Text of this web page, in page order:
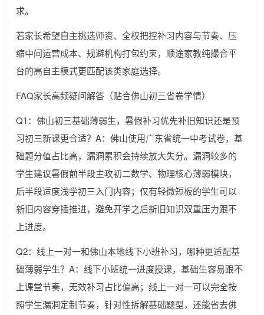
求。
若家长希望自主挑选师资、全权把控补习内容与节奏、压
缩中间运营成本、规避机构打包约束，顺途家教纯撮合平
台的高自主模式更匹配该类家庭选择。
FAQ家长高频疑问解答（贴合佛山初三省卷学情）
Q1：佛山初三基础薄弱生，暑假补习优先补旧知识还是预
习初三新课更合适？A：佛山使用广东省统一中考试卷，基
础题分值占比高，漏洞累积会持续放大失分。漏洞较多的
学生建议暑假前半段主攻初二数学、物理核心薄弱模块，
后半段适度浅学初三入门内容；仅有轻微短板的学生可以
新旧内容穿插推进，避免开学之后新旧知识双重压力跟不
上进度。
Q2：线上一对一和佛山本地线下小班补习，哪种更适配基
础薄弱学生？A：线下小班统一进度授课，基础生容易跟不
上课堂节奏，无效补习占比偏高；线上一对一可以完全按
照学生漏洞定制节奏，针对性拆解基础题型，还能省去佛